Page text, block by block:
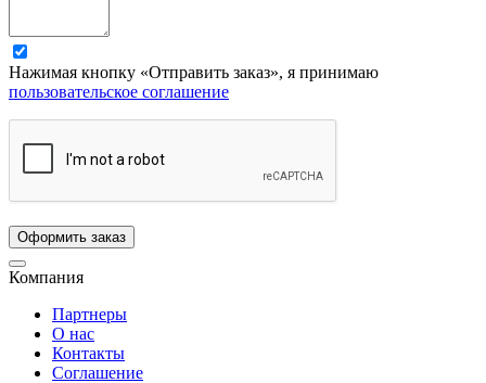
Нажимая кнопку «Отправить заказ», я принимаю
пользовательское соглашение
Компания
Партнеры
О нас
Контакты
Соглашение